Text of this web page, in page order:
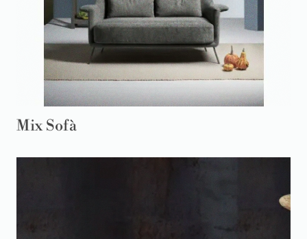
Mix Sofà